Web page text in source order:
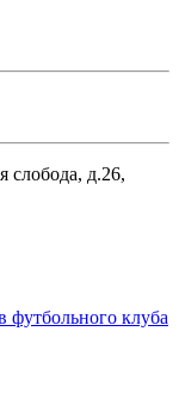
слобода, д.26,